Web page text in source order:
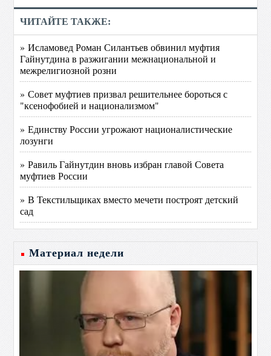
ЧИТАЙТЕ ТАКЖЕ:
» Исламовед Роман Силантьев обвинил муфтия
Гайнутдина в разжигании межнациональной и
межрелигиозной розни
» Совет муфтиев призвал решительнее бороться с
"ксенофобией и национализмом"
» Единству России угрожают националистические
лозунги
» Равиль Гайнутдин вновь избран главой Совета
муфтиев России
» В Текстильщиках вместо мечети построят детский
сад
Материал недели